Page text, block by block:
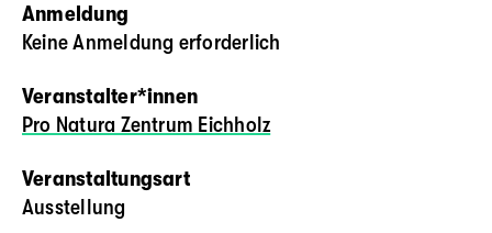
Anmeldung
Keine Anmeldung erforderlich
Veranstalter*innen
Pro Natura Zentrum Eichholz
Veranstaltungsart
Ausstellung